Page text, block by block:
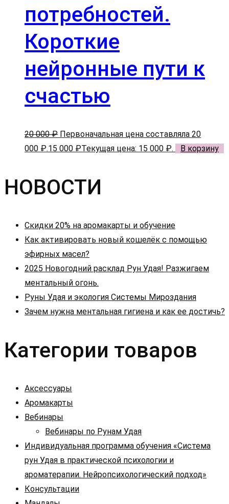
потребностей.
Короткие
нейронные пути к
счастью
20 000₽ Первоначальная цена составляла 20
000 ₽.15 000 ₽Текущая цена: 15 000 ₽. В корзину
НОВОСТИ
Скидки 20% на аромакарты и обучение
Как активировать новый кошелёк с помощью
эфирных масел?
2025 Новогодний расклад Рун Удая! Разжигаем
ментальный огонь.
Руны Удая и экология Системы Мироздания
Зачем нужна ментальная гигиена и как ее достичь?
Категории товаров
Аксессуары
Аромакарты
Вебинары
Вебинары по Рунам Удая
Индивидуальная программа обучения «Система
рун Удая в практической психологии и
ароматерапии. Нейропсихологический подход»
Консультации